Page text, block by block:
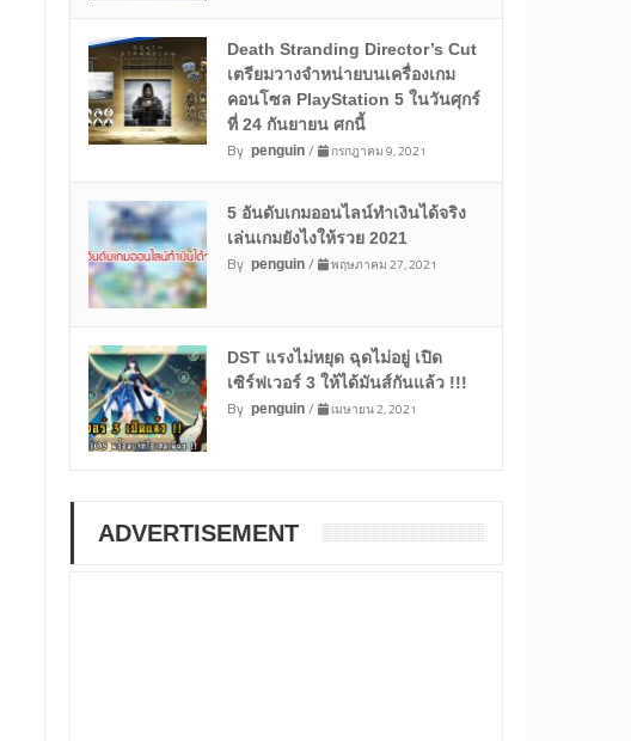
Death Stranding Director’s Cut
เตรียมวางจำหน่ายบนเครื่องเกม
คอนโซล PlayStation 5 ในวันศุกร์
ที่ 24 กันยายน ศกนี้
By penguin/ กรกฎาคม 9, 2021
5 อันดับเกมออนไลน์ทำเงินได้จริง
เล่นเกมยังไงให้รวย 2021
By penguin/ พฤษภาคม 27, 2021
DST แรงไม่หยุด ฉุดไม่อยู่ เปิด
เซิร์ฟเวอร์ 3 ให้ได้มันส์กันแล้ว !!!
By penguin/ เมษายน 2, 2021
ADVERTISEMENT